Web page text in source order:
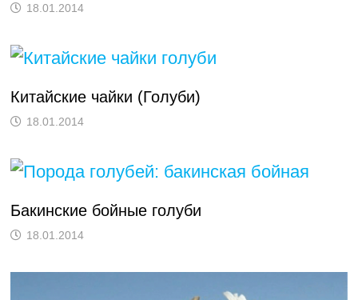
18.01.2014
Китайские чайки (Голуби)
18.01.2014
Бакинские бойные голуби
18.01.2014